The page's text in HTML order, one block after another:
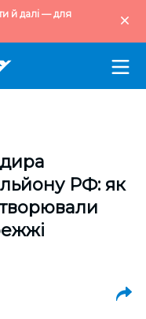
й далі — для
РФ: як